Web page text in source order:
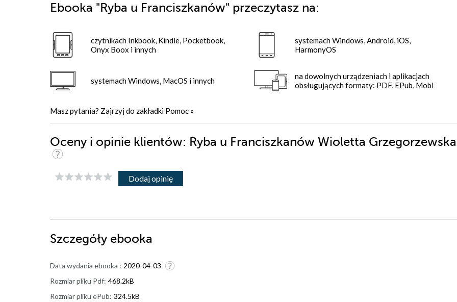
Ebooka "Ryba u Franciszkanów" przeczytasz na:
czytnikach Inkbook, Kindle, Pocketbook,
Onyx Boox i innych
systemach Windows, MacOS i innych
systemach Windows, Android, iOS,
HarmonyOS
na dowolnych urządzeniach i aplikacjach
obsługujących formaty: PDF, EPub, Mobi
Masz pytania? Zajrzyj do zakładki Pomoc »
Oceny i opinie klientów: Ryba u Franciszkanów Wioletta Grzegorzewska
Dodaj opinię
Szczegóły ebooka
Data wydania ebooka : 2020-04-03
Rozmiar pliku Pdf: 468.2kB
Rozmiar pliku ePub: 324.5kB